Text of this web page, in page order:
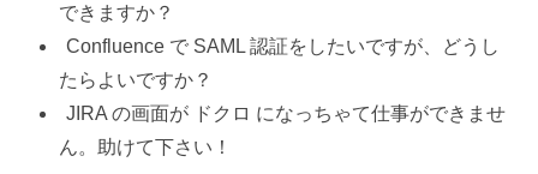
できますか？
Confluence で SAML 認証をしたいですが、どうし
たらよいですか？
JIRA の画面が ドクロ になっちゃて仕事ができませ
ん。助けて下さい！